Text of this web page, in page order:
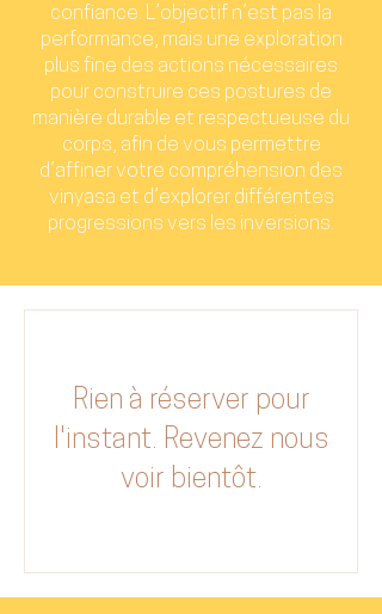
confiance. L’objectif n’est pas la
performance, mais une exploration
plus fine des actions nécessaires
pour construire ces postures de
manière durable et respectueuse du
corps, afin de vous permettre
d’affiner votre compréhension des
vinyasa et d’explorer différentes
progressions vers les inversions.
Rien à réserver pour
l'instant. Revenez nous
voir bientôt.